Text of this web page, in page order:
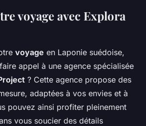
voyage avec Explora
voyage en Laponie suédoise,
appel à une agence spécialisée
? Cette agence propose des
adaptées à vos envies et à
pouvez ainsi profiter pleinement
vous soucier des détails